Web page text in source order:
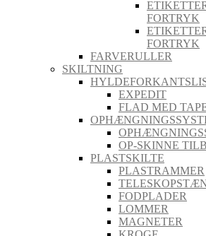
FORTRYK
FORTRYK
FARVERULLER
SKILTNING
EXPEDIT
FLAD MED
OP-SKINNE
PLASTSKILTE
PLASTRAMMER
FODPLADER
LOMMER
MAGNETER